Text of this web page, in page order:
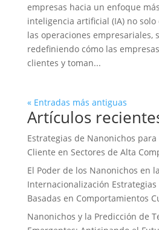
empresas hacia un enfoque
inteligencia artificial (IA) no
las operaciones empresariales,
redefiniendo cómo las
clientes y toman...
« Entradas más antiguas
Artículos
Estrategias de Nanonichos
Cliente en Sectores de Alta
El Poder de los Nanonichos en la
Internacionalización Estrategias
Basadas en Comportamientos
Nanonichos y la Predicción de